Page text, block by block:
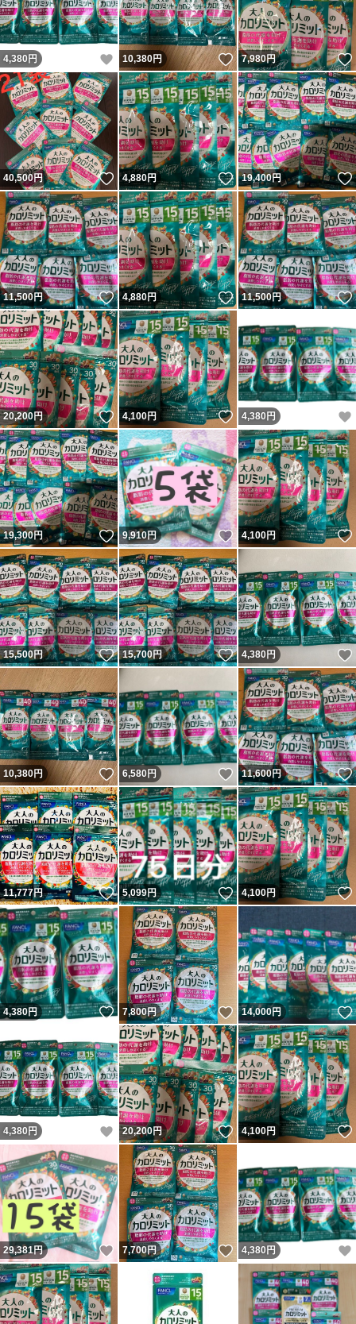
4,380 円 いいね！
10,380円 いいね！
7,980円
40,500円 いいね！
4,880円 いいね！
19,400円
11,500円 いいね！
4,880円 いいね！
11,500円
20,200円 いいね！
4,100円 いいね！
4,380 円
19,300円 いいね！
9,910円 いいね！
4,100円
15,500円 いいね！
15,700円 いいね！
4,380円
10,380円 いいね！
6,580円 いいね！
11,600円
11,777円 いいね！
5,099円 いいね！
4,100円
4,380円 いいね！
7,800円 いいね！
14,000円
4,380 円 いいね！
20,200円 いいね！
4,100円
29,381円 いいね！
7,700円 いいね！
4,380 円